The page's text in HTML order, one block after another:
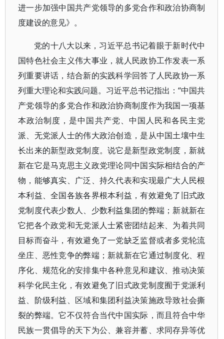
进一步加强中国共产党领导的多党合作和政治协商制
度建设的意见》。
党的十八大以来，习近平总书记着眼于新时代中
国特色社会主义伟大事业，就人民政协工作发表一系
列重要讲话，结合新的实践科学回答了人民政协一系
列重大理论和实践问题。习近平总书记指出：“中国共
产党领导的多党合作和政治协商制度作为我国一项基
本政治制度，是中国共产党、中国人民和各民主党
派、无党派人士的伟大政治创造，是从中国土壤中生
长出来的新型政党制度。说它是新型政党制度，新就
新在它是马克思主义政党理论同中国实际相结合的产
物，能够真实、广泛、持久代表和实现最广大人民根
本利益、全国各族各界根本利益，有效避免了旧式政
党制度代表少数人、少数利益集团的弊端；新就新在
它把各个政党和无党派人士紧密团结起来、为着共同
目标而奋斗，有效避免了一党缺乏监督或者多党轮流
坐庄、恶性竞争的弊端；新就新在它通过制度化、程
序化、规范化的安排集中各种意见和建议、推动决策
科学化民主化，有效避免了旧式政党制度囿于党派利
益、阶级利益、区域和集团利益决策施政导致社会撕
裂的弊端。它不仅符合当代中国实际，而且符合中华
民族一贯倡导的天下为公、兼容并蓄、求同存异等优